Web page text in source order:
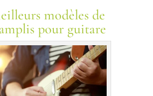
modèles de
pour guitare